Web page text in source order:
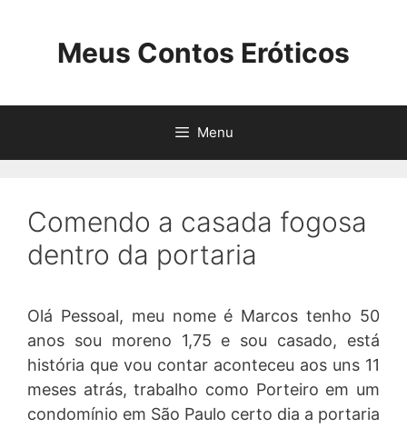
Meus Contos Eróticos
Menu
Comendo a casada fogosa
dentro da portaria
Olá Pessoal, meu nome é Marcos tenho 50
anos sou moreno 1,75 e sou casado, está
história que vou contar aconteceu aos uns 11
meses atrás, trabalho como Porteiro em um
condomínio em São Paulo certo dia a portaria